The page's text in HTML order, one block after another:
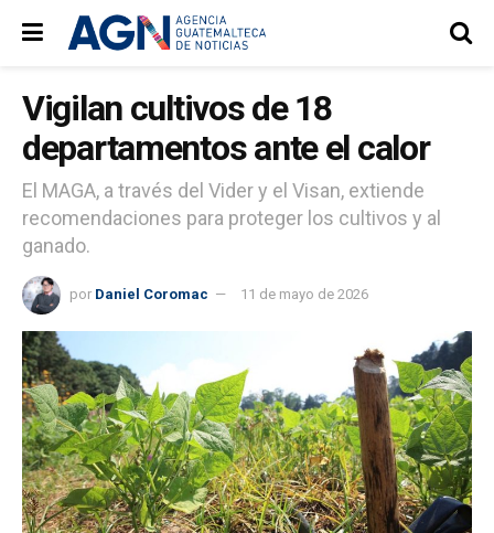
Vigilan cultivos de 18
departamentos ante el calor
El MAGA, a través del Vider y el Visan, extiende
recomendaciones para proteger los cultivos y al
ganado.
por Daniel Coromac 11 de mayo de 2026